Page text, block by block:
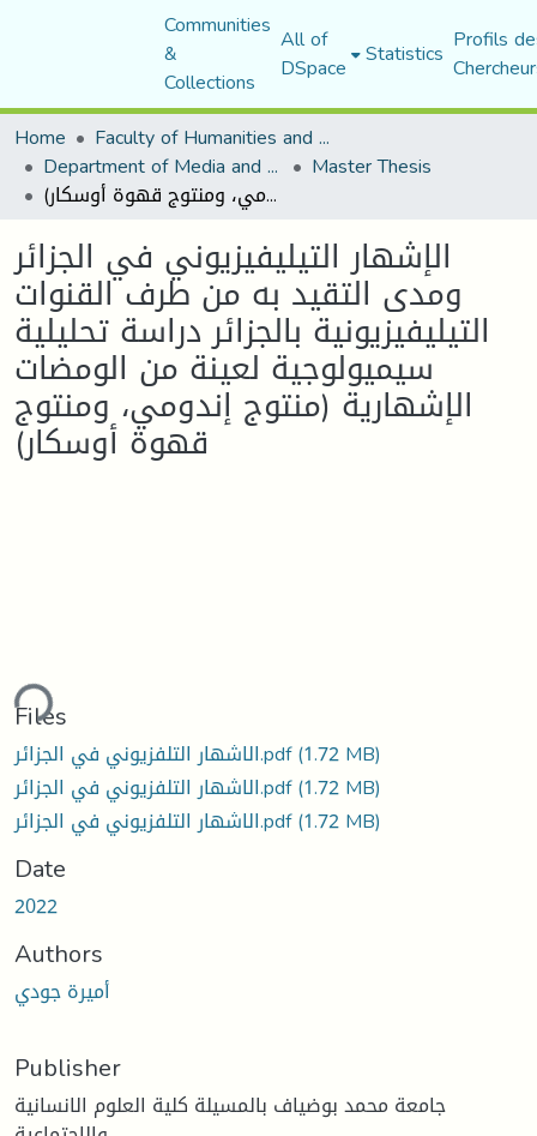
Communities
&
Collections
All of
DSpace Statistics Profils
Home
Faculty of Humanities and Social Sciences
Department of Media and Communication Studies Master Thesis
الإشهار التيليفيزيوني في الجزائر ومدى التقيد به من طرف القنوات التيليفيزيونية بالجزائر دراسة تحليلية سيميولوجية لعينة من الومضات الإشهارية (منتوج إندومي، ومنتوج قهوة أوسكار)
الإشهار التيليفيزيوني في الجزائر
ومدى التقيد به من طرف القنوات
التيليفيزيونية بالجزائر دراسة تحليلية
سيميولوجية لعينة من الومضات
الإشهارية (منتوج إندومي، ومنتوج
قهوة أوسكار)
Files
الاشهار التلفزيوني في الجزائر.pdf(1.72 MB)
الاشهار التلفزيوني في الجزائر.pdf(1.72 MB)
الاشهار التلفزيوني في الجزائر.pdf(1.72 MB)
Date
2022
Authors
أميرة جودي
Publisher
جامعة محمد بوضياف بالمسيلة كلية العلوم الانسانية